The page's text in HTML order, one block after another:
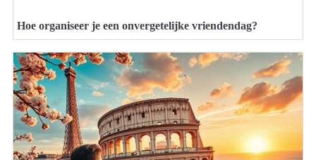
Hoe organiseer je een onvergetelijke vriendendag?